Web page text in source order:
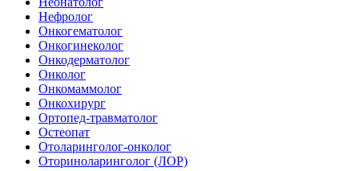
Нефролог
Онкогематолог
Онкогинеколог
Онкодерматолог
Онколог
Онкомаммолог
Онкохирург
Ортопед-травматолог
Остеопат
Отоларинголог-онколог
Оториноларинголог (ЛОР)